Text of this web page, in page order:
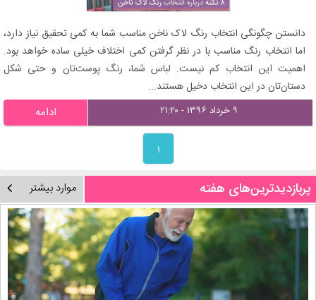
دانستن چگونگی انتخاب رنگ لاک ناخن مناسب شما به کمی تحقیق نیاز دارد،
اما انتخاب رنگ مناسب با در نظر گرفتن کمی اختلاف خیلی ساده خواهد بود.
اهمیت این انتخاب کم نیست. لباس شما، رنگ پوست‌تان و حتی شکل
دستان‌تان در این انتخاب دخیل هستند...
۹ خرداد ۱۳۹۶ - ۲۱:۲۰ ادامه
۱
پربازدیدترین‌های هفته موارد بیشتر